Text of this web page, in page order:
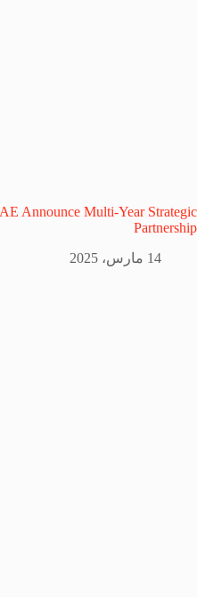
Announce Multi-Year Strategic
Partnership
14 مارس، 2025